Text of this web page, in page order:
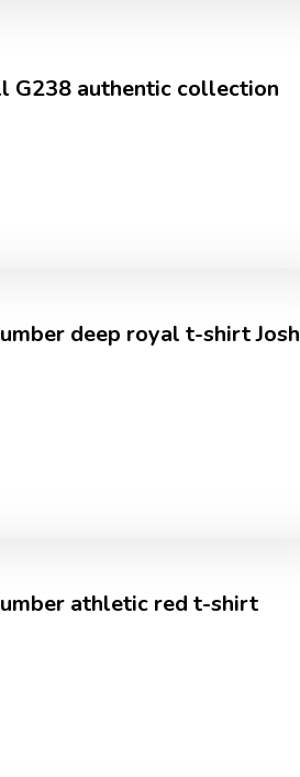
G238 authentic collection
deep royal t-shirt Josh
athletic red t-shirt